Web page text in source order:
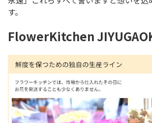
す。
FlowerKitchen